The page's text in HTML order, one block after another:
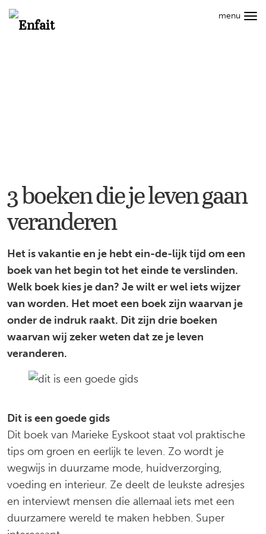
Hoofdmenu Searchmenu
veranderen
3 boeken die je leven gaan
veranderen
Het is vakantie en je hebt ein-de-lijk tijd om een
boek van het begin tot het einde te verslinden.
Welk boek kies je dan? Je wilt er wel iets wijzer
van worden. Het moet een boek zijn waarvan je
onder de indruk raakt. Dit zijn drie boeken
waarvan wij zeker weten dat ze je leven
veranderen.
Dit is een goede gids
Dit boek van Marieke Eyskoot staat vol praktische
tips om groen en eerlijk te leven. Zo wordt je
wegwijs in duurzame mode, huidverzorging,
voeding en interieur. Ze deelt de leukste adresjes
en interviewt mensen die allemaal iets met een
duurzamere wereld te maken hebben. Super